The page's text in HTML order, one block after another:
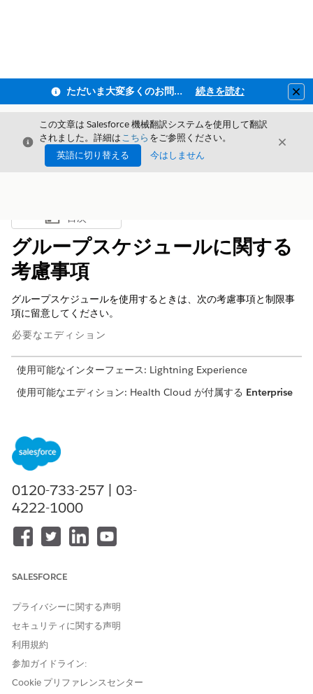
ただいま大変多くのお問い合わせをいただいており、ご連絡までにお時間を頂戴しております 続きを読む
閉じる
この文章は Salesforce 機械翻訳システムを使用して翻訳
されました。詳細はこちら をご参照ください。
英語に切り替える
今はしません
閉じる
目次を表示
目次
グループスケジュールに関する
考慮事項
グループスケジュールを使用するときは、次の考慮事項と制限事
項に留意してください。
必要なエディション
使用可能なインターフェース: Lightning Experience
使用可能なエディション: Health Cloud が付属する Enterprise
設定
グループサービス予定を作成するには、グループ予定カテゴリ
あります。
作業種別で被招集者制限を設定する必要があります。シフトの
被招集者制限の設定は省略可能です。
シフトレコードでは、グループ予定に通常またはグループカテ
カスタマーポータルの [私の予定] でグループ予定管理をサポ
[出席者種別] 項目に対するサービス予定出席者オブジェクトア
クセス権と項目レベルセキュリティを付与します。
作業種別予定カテゴリによって、ユーザーがサービス予定をグ
ループ予定
グループサービス予定をサポートする
フトでグループ予定もサポートする必要があります。サービス
0120-733-257 | 03-
4222-1000
SALESFORCE
プライバシーに関する声明
セキュリティに関する声明
利用規約
参加ガイドライン:
Cookie プリファレンスセンター